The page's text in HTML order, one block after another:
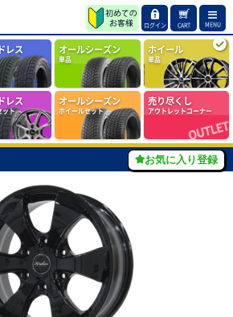
ログイン CART MENU
レス オールシーズン
単品
ホイール
単品
レス
ット
オールシーズン
ホイールセット
売り尽くし
アウトレットコーナー
お気に入り登録